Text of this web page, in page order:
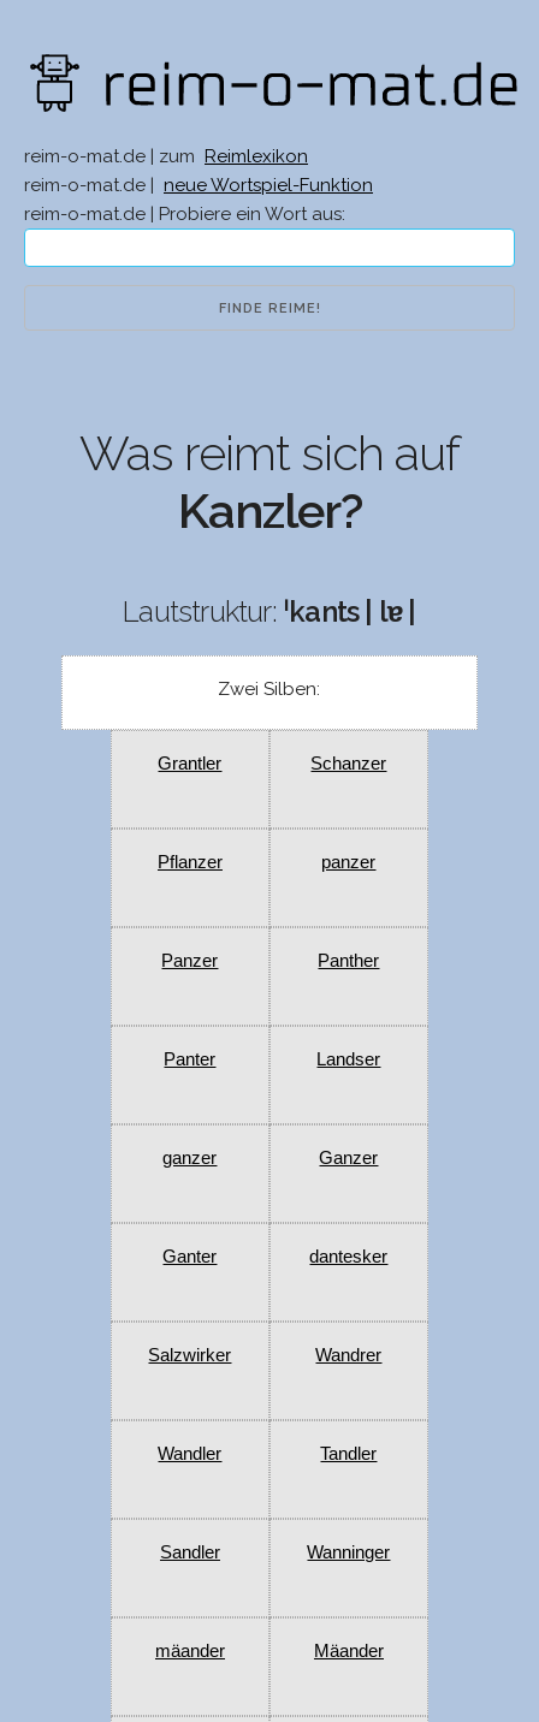
reim-o-mat.de | zum
Reimlexikon
reim-o-mat.de |
neue Wortspiel-Funktion
reim-o-mat.de | Probiere ein Wort aus:
Was reimt sich auf
Kanzler?
Lautstruktur: ˈkants | lɐ |
Zwei Silben:
Grantler Schanzer
Pflanzer panzer
Panzer Panther
Panter Landser
ganzer Ganzer
Ganter dantesker
Salzwirker Wandrer
Wandler Tandler
Sandler Wanninger
mäander Mäander